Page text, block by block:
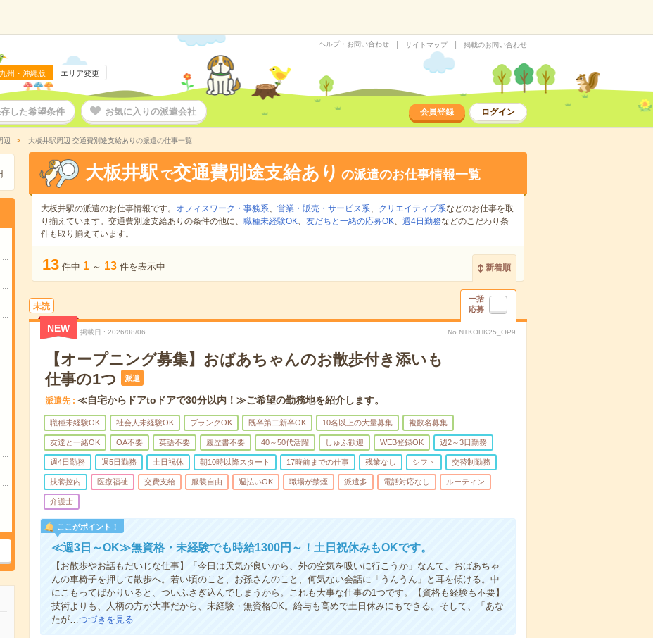
九州・沖縄版 エリア変更
ヘルプ・お問い合わせ サイトマップ 掲載のお問い合わせ
した希望条件 お気に入りの派遣会社 会員登録 ログイン
辺 大板井駅周辺 交通費別途支給ありの派遣の仕事一覧
大板井駅 で交通費別途支給あり の派遣のお仕事情報一覧
大板井駅の派遣のお仕事情報です。 オフィスワーク・事務系、 営業・販売・サービス系、 クリエイティブ系などのお仕事を取
り揃えています。交通費別途支給ありの条件の他に、 職種未経験OK、 友だちと一緒の応募OK、 週4日勤務などのこだわり条
件も取り揃えています。
13 件中 1 ～ 13 件を表示中 新着順
未読
一括
応募
NEW 掲載日 2026/08/06 No.NTKOHK25_OP9
【オープニング募集】おばあちゃんのお散歩付き添いも
仕事の1つ
派遣
派遣先 ≪自宅からドアtoドアで30分以内！≫ご希望の勤務地を紹介します。
職種未経験OK 社会人未経験OK ブランクOK 既卒第二新卒OK 10名以上の大量募集 複数名募集
友達と一緒OK OA不要 英語不要 履歴書不要 40～50代活躍 しゅふ歓迎 WEB登録OK 週2～3日勤務
週4日勤務 週5日勤務 土日祝休 朝10時以降スタート 17時前までの仕事 残業なし シフト 交替制勤務
扶養控内 医療福祉 交費支給 服装自由 週払いOK 職場が禁煙 派遣多 電話対応なし ルーティン
介護士
ここがポイント！
≪週3日～OK≫無資格・未経験でも時給1300円～！土日祝休みもOKです。
【お散歩やお話もだいじな仕事】「今日は天気が良いから、外の空気を吸いに行こうか」なんて、おばあちゃ
んの車椅子を押して散歩へ。若い頃のこと、お孫さんのこと、何気ない会話に「うんうん」と耳を傾ける。中
にこもってばかりいると、ついふさぎ込んでしまうから。これも大事な仕事の1つです。【資格も経験も不要】
技術よりも、人柄の方が大事だから、未経験・無資格OK。給与も高めで土日休みにもできる。そして、「あな
たが…つづきを見る